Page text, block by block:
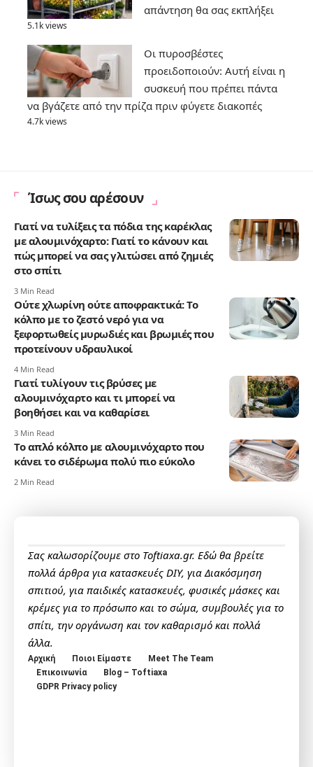
απάντηση θα σας εκπλήξει
5.1k views
Οι πυροσβέστες
προειδοποιούν: Αυτή είναι η
συσκευή που πρέπει πάντα
να βγάζετε από την πρίζα πριν φύγετε διακοπές
4.7k views
Ίσως σου αρέσουν
Γιατί να τυλίξεις τα πόδια της καρέκλας
με αλουμινόχαρτο: Γιατί το κάνουν και
πώς μπορεί να σας γλιτώσει από ζημιές
στο σπίτι
3 Min Read
Ούτε χλωρίνη ούτε αποφρακτικά: Το
κόλπο με το ζεστό νερό για να
ξεφορτωθείς μυρωδιές και βρωμιές που
προτείνουν υδραυλικοί
4 Min Read
Γιατί τυλίγουν τις βρύσες με
αλουμινόχαρτο και τι μπορεί να
βοηθήσει και να καθαρίσει
3 Min Read
Το απλό κόλπο με αλουμινόχαρτο που
κάνει το σιδέρωμα πολύ πιο εύκολο
2 Min Read
Σας καλωσορίζουμε στο Toftiaxa.gr. Εδώ θα βρείτε
πολλά άρθρα για κατασκευές DIY, για Διακόσμηση
σπιτιού, για παιδικές κατασκευές, φυσικές μάσκες και
κρέμες για το πρόσωπο και το σώμα, συμβουλές για το
σπίτι, την οργάνωση και τον καθαρισμό και πολλά
άλλα.
Αρχική Ποιοι Είμαστε
Meet The Team
Επικοινωνία
Blog – Toftiaxa
GDPR Privacy policy